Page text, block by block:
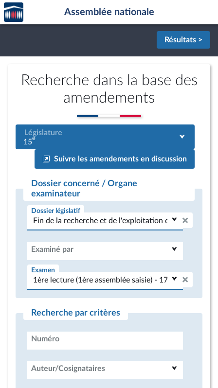
Aller au contenu
Aller en bas de la page
Accèder
à la
page
Assemblée nationale
Résultats >
Recherche dans la base des
amendements
Législature
15e
Suivre les amendements en discussion
Dossier concerné / Organe
examinateur
Dossier législatif
Examiné par
Examen
Recherche par critères
Numéro
Auteur/Cosignataires